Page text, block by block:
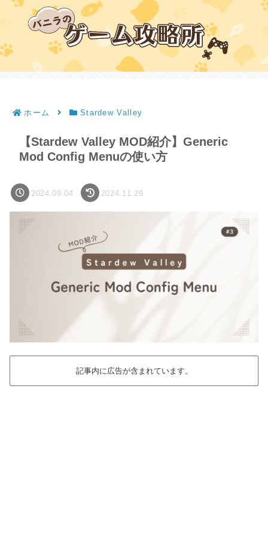
ホーム Stardew Valley
【Stardew Valley MOD紹介】Generic
Mod Config Menuの使い方
2024.09.04 2024.11.29
記事内に広告が含まれています。